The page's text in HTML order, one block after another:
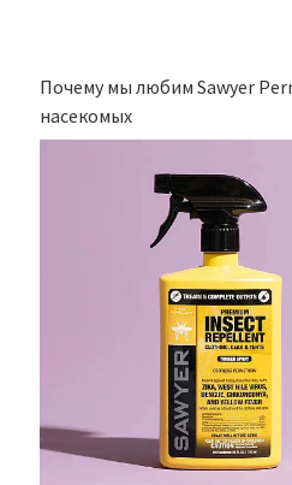
Почему мы любим Sawyer
насекомых